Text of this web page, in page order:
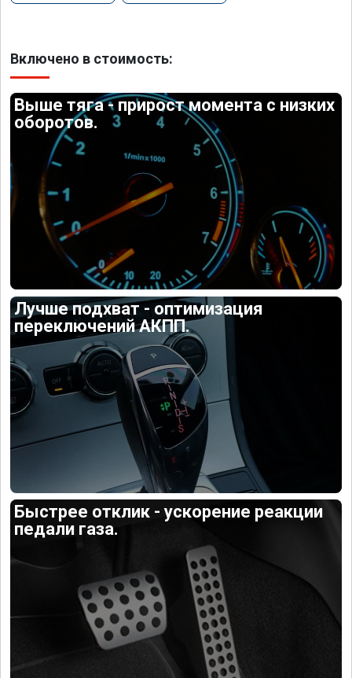
Включено в стоимость:
Выше тяга - прирост момента с низких
оборотов.
Лучше подхват - оптимизация
переключений АКПП.
Быстрее отклик - ускорение реакции
педали газа.